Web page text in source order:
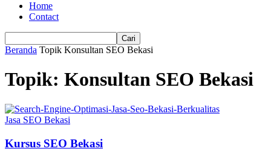
Home
Contact
Beranda Topik Konsultan SEO Bekasi
Topik: Konsultan SEO Bekasi
Jasa SEO Bekasi
Kursus SEO Bekasi